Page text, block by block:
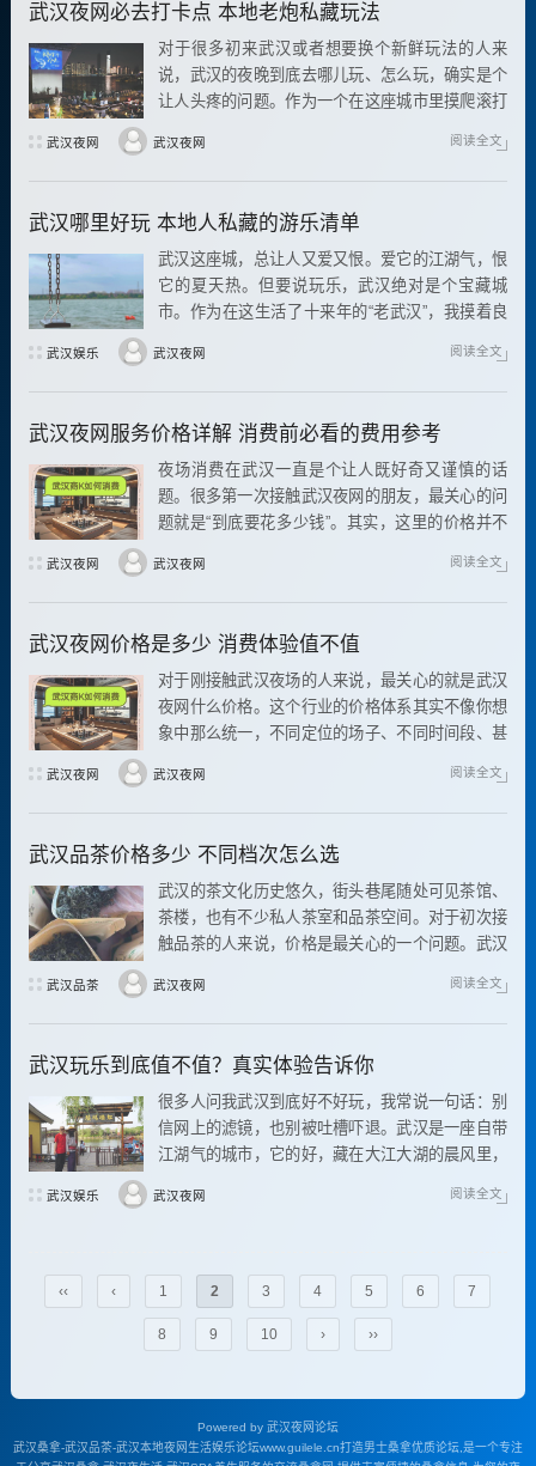
武汉夜网必去打卡点 本地老炮私藏玩法
对于很多初来武汉或者想要换个新鲜玩法的人来
说，武汉的夜晚到底去哪儿玩、怎么玩，确实是个
让人头疼的问题。作为一个在这座城市里摸爬滚打
武汉夜网 武汉夜网 阅读全文
武汉哪里好玩 本地人私藏的游乐清单
武汉这座城，总让人又爱又恨。爱它的江湖气，恨
它的夏天热。但要说玩乐，武汉绝对是个宝藏城
市。作为在这生活了十来年的“老武汉”，我摸着良
的。
武汉娱乐 武汉夜网 阅读全文
武汉夜网服务价格详解 消费前必看的费用参考
夜场消费在武汉一直是个让人既好奇又谨慎的话
题。很多第一次接触武汉夜网的朋友，最关心的问
题就是“到底要花多少钱”。其实，这里的价格并不
武汉夜网 武汉夜网 阅读全文
武汉夜网价格是多少 消费体验值不值
对于刚接触武汉夜场的人来说，最关心的就是武汉
夜网什么价格。这个行业的价格体系其实不像你想
象中那么统一，不同定位的场子、不同时间段、甚
武汉夜网 武汉夜网 阅读全文
武汉品茶价格多少 不同档次怎么选
武汉的茶文化历史悠久，街头巷尾随处可见茶馆、
茶楼，也有不少私人茶室和品茶空间。对于初次接
触品茶的人来说，价格是最关心的一个问题。武汉
武汉品茶 武汉夜网 阅读全文
武汉玩乐到底值不值？真实体验告诉你
很多人问我武汉到底好不好玩，我常说一句话：别
信网上的滤镜，也别被吐槽吓退。武汉是一座自带
江湖气的城市，它的好，藏在大江大湖的晨风里，
武汉娱乐 武汉夜网 阅读全文
‹‹ ‹ 1 2 3 4 5 6 7
8 9 10 › ››
Powered by 武汉夜网论坛
武汉桑拿-武汉品茶-武汉本地夜网生活娱乐论坛www.guilele.cn打造男士桑拿优质论坛,是一个专注